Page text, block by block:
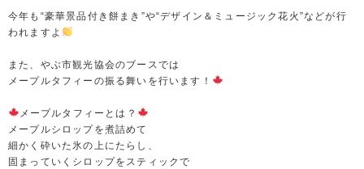
今年も“豪華景品付き餅まき”や“デザイン＆ミュージック花火”などが行
われますよ
また、やぶ市観光協会のブースでは
メープルタフィーの振る舞いを行います！
メープルタフィーとは？
メープルシロップを煮詰めて
細かく砕いた氷の上にたらし、
固まっていくシロップをスティックで